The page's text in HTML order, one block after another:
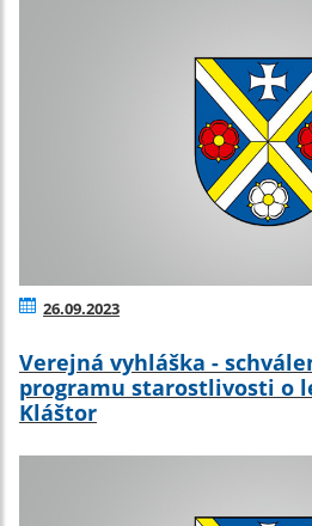
26.09.2023
Verejná vyhláška -
programu starostlivosti o
Kláštor